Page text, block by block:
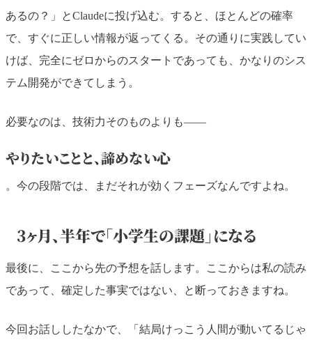
あるの？」とClaudeに投げ込む。すると、ほとんどの確率
で、すぐに正しい情報が返ってくる。その通りに実践してい
けば、完全にゼロからのスタートであっても、かなりのシス
テム開発ができてしまう。
必要なのは、技術力そのものよりも——
やりたいことと、諦めない心
。今の段階では、まだそれが効くフェーズなんですよね。
3ヶ月、半年で「小学生の課題」になる
最後に、ここから先の予想を話します。ここからは私の読み
であって、確定した事実ではない、と断っておきますね。
今回お話ししたなかで、「結局けっこう人間が動いてるじゃ